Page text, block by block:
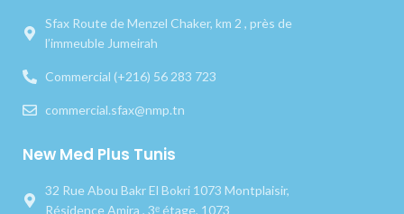
Sfax Route de Menzel Chaker, km 2 , près de
l’immeuble Jumeirah
Commercial (+216) 56 283 723
commercial.sfax@nmp.tn
New Med Plus Tunis
32 Rue Abou Bakr El Bokri 1073 Montplaisir,
Résidence Amira , 3ᵉ étage, 1073